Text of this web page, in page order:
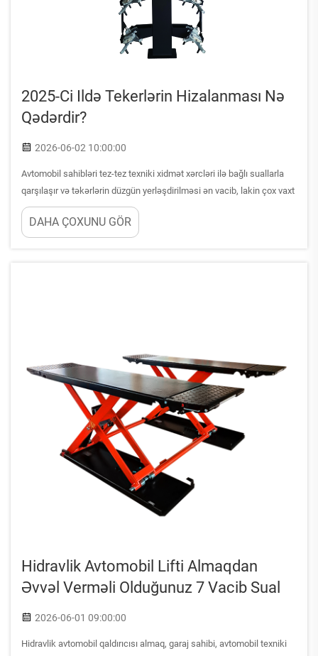
2025-Ci Ildə Tekerlərin Hizalanması Nə
Qədərdir?
2026-06-02 10:00:00
Avtomobil sahibləri tez-tez texniki xidmət xərcləri ilə bağlı suallarla
qarşılaşır və təkərlərin düzgün yerləşdirilməsi ən vacib, lakin çox vaxt
səhv başa düşülən xidmət xərclərindən biridir. 2025-ci ildə təkərlərin
düzgün yerləşdirilməsi xərclərini anlamaq üçün bir neçə amilin
nəzərdən keçirilməsi tələb olunur...
DAHA ÇOXUNU GÖR
Hidravlik Avtomobil Lifti Almaqdan
Əvvəl Verməli Olduğunuz 7 Vacib Sual
2026-06-01 09:00:00
Hidravlik avtomobil qaldırıcısı almaq, garaj sahibi, avtomobil texniki